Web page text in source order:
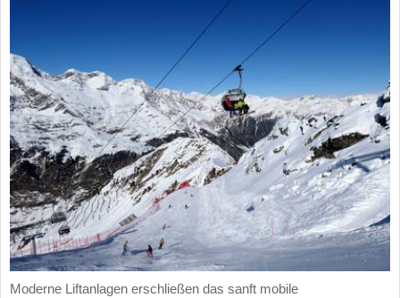
Moderne Liftanlagen erschließen das sanft mobile